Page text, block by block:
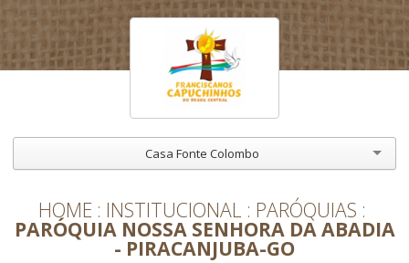
Casa Fonte Colombo
HOME INSTITUCIONAL PARÓQUIAS
PARÓQUIA NOSSA SENHORA DA ABADIA
- PIRACANJUBA-GO